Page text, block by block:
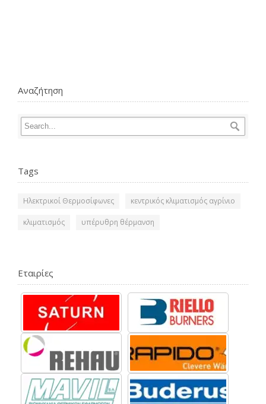
Αναζήτηση
Tags
Ηλεκτρικοί Θερμοσίφωνες κεντρικός κλιματισμός αγρίνιο
κλιματισμός υπέρυθρη θέρμανση
Εταιρίες